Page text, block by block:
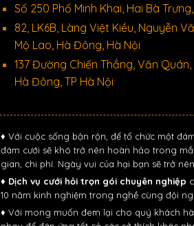
Số 250 Phố Minh Khai, Hai Bà
82, LK6B, Làng Việt Kiều, Nguyễn
Mộ Lao, Hà Đông, Hà Nội
137 Đường Chiến Thắng, Văn
Hà Đông, TP Hà Nội
♦ Với cuộc sống bận rộn, để tổ chức một
đám cưới sẽ khó trở nên hoàn hảo trong
gian, chi phí. Ngày vui của hại bạn sẽ trở
♦ Dịch vụ cưới hỏi trọn gói chuyên nghiệp
10 năm kinh nghiệm trong nghề cùng đội
♦ Với mong muốn đem lại cho quý khách